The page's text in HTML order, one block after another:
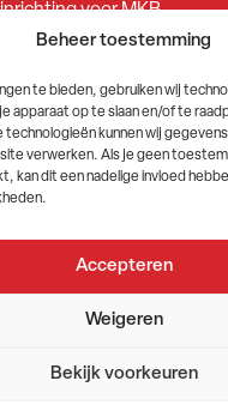
Beheer toestemming
te bieden, gebruiken wij
apparaat op te slaan en/of te
kunnen wij
site verwerken. Als je geen
kan dit een nadelige invloed
Accepteren
Weigeren
Bekijk voorkeuren
voor MKB
voor Fleetsales